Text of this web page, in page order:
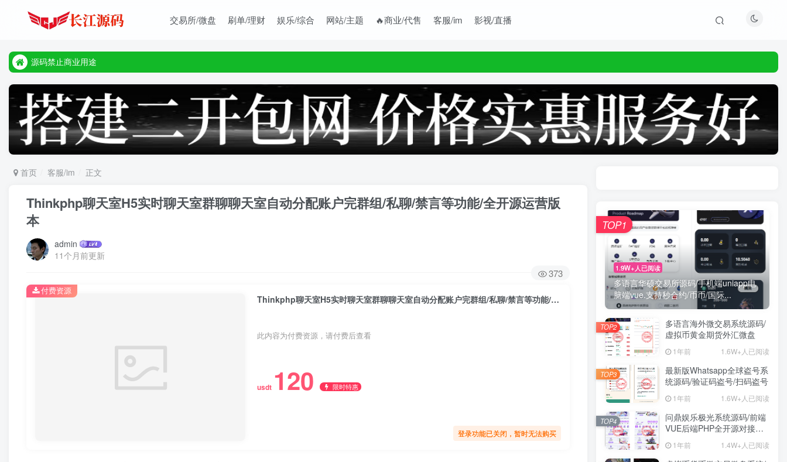
交易所/微盘 刷单/理财 娱乐/综合 网站/主题 🔥商业/代售 客服/im 影视/直播
源码禁止商业用途
源码禁止商业用途
本站客服唯一tg:@vip668188
首页 客服/im 正文
Thinkphp聊天室H5实时聊天室群聊聊天室自动分配账户完群组/私聊/禁言等功能/全开源运营版
本
admin
11个月前更新
373
Thinkphp聊天室H5实时聊天室群聊聊天室自动分配账户完群组/私聊/禁言等功能/全开源运营版本
此内容为付费资源，请付费后查看
usdt 120 限时特惠
登录功能已关闭，暂时无法购买
付费资源
1.9W+人已阅读
多语言华硕交易所源码/手机端uniapp电
脑端vue.支持秒合约/币币/国际...
TOP1
多语言海外微交易系统源码/
虚拟币黄金期货外汇微盘
1年前 1.6W+人已阅读
TOP2
最新版Whatsapp全球盗号系
统源码/验证码盗号/扫码盗号
1年前 1.6W+人已阅读
TOP3
问鼎娱乐极光系统源码/前端
VUE后端PHP全开源对接美
盛NG均可+完美运营版无
BUG1年前 1.4W+人已阅读
TOP4